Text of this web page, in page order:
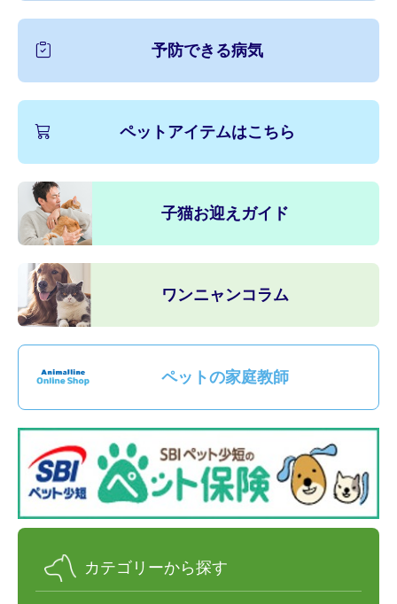
予防できる病気
ペットアイテムはこちら
子猫お迎えガイド
ワンニャンコラム
ペットの家庭教師
カテゴリーから探す